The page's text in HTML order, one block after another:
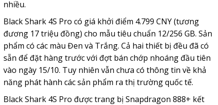
nhiều.
Black Shark 4S Pro có giá khởi điểm 4.799 CNY (tương
đương 17 triệu đồng) cho mẫu tiêu chuẩn 12/256 GB. Sản
phẩm có các màu Đen và Trắng. Cả hai thiết bị đều đã có
sẵn để đặt hàng trước với đợt bán chớp nhoáng đầu tiên
vào ngày 15/10. Tuy nhiên vẫn chưa có thông tin về khả
năng phát hành các sản phẩm ra thị trường quốc tế.
Black Shark 4S Pro được trang bị Snapdragon 888+ kết